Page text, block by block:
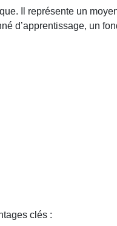
Il représente un
d’apprentissage, un
clés :